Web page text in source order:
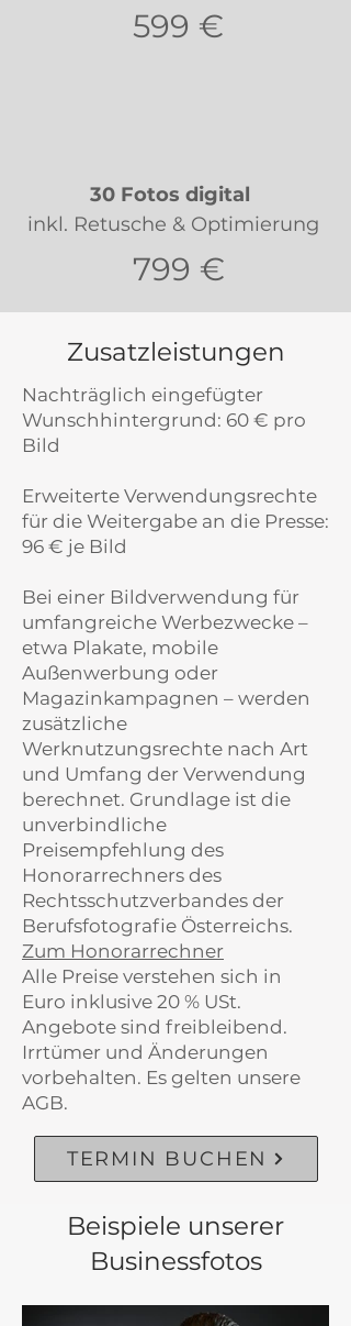
599 €
30 Fotos digital
inkl. Retusche & Optimierung
799 €
Zusatzleistungen
Nachträglich eingefügter
Wunschhintergrund: 60 € pro
Bild
Erweiterte Verwendungsrechte
für die Weitergabe an die Presse:
96 € je Bild
Bei einer Bildverwendung für
umfangreiche Werbezwecke –
etwa Plakate, mobile
Außenwerbung oder
Magazinkampagnen – werden
zusätzliche
Werknutzungsrechte nach Art
und Umfang der Verwendung
berechnet. Grundlage ist die
unverbindliche
Preisempfehlung des
Honorarrechners des
Rechtsschutzverbandes der
Berufsfotografie Österreichs.
Zum Honorarrechner
Alle Preise verstehen sich in
Euro inklusive 20 % USt.
Angebote sind freibleibend.
Irrtümer und Änderungen
vorbehalten. Es gelten unsere
AGB.
TERMIN BUCHEN
Beispiele unserer
Businessfotos